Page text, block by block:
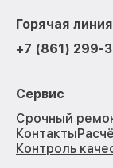
Горячая линия
+7 (861) 299-
Сервис
Срочный
Контакты
Контроль